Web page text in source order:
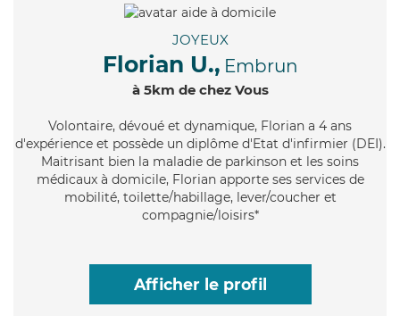
JOYEUX
Florian U., Embrun
à 5km de chez Vous
Volontaire, dévoué et dynamique, Florian a 4 ans
d'expérience et possède un diplôme d'Etat d'infirmier (DEI).
Maitrisant bien la maladie de parkinson et les soins
médicaux à domicile, Florian apporte ses services de
mobilité, toilette/habillage, lever/coucher et
compagnie/loisirs*
Afficher le profil